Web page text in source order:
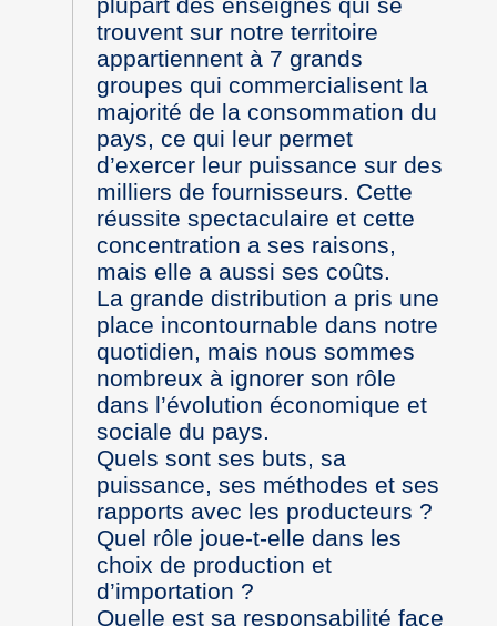
trouvent sur notre territoire
appartiennent à 7 grands
groupes qui commercialisent la
majorité de la consommation du
pays, ce qui leur permet
d’exercer leur puissance sur des
milliers de fournisseurs. Cette
réussite spectaculaire et cette
concentration a ses raisons,
mais elle a aussi ses coûts.
La grande distribution a pris une
place incontournable dans notre
quotidien, mais nous sommes
nombreux à ignorer son rôle
dans l’évolution économique et
sociale du pays.
Quels sont ses buts, sa
puissance, ses méthodes et ses
rapports avec les producteurs ?
Quel rôle joue-t-elle dans les
choix de production et
d’importation ?
Quelle est sa responsabilité face